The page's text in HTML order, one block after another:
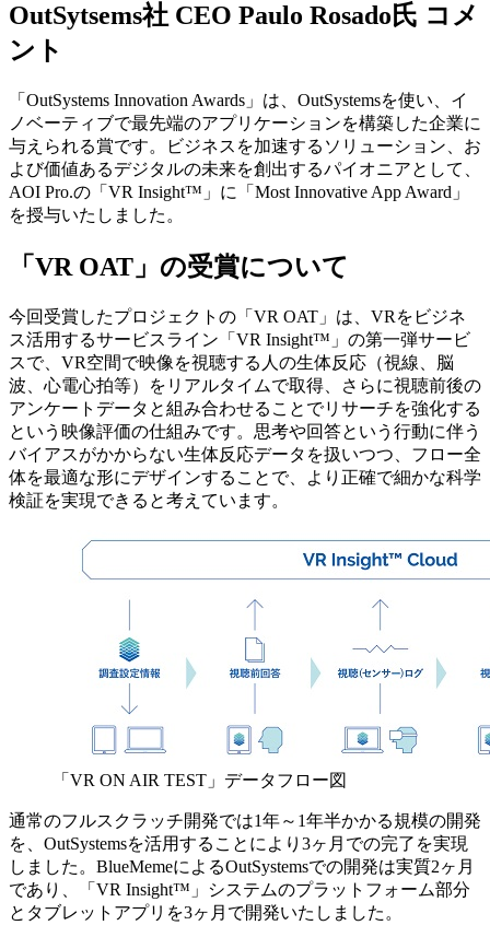
OutSytsems社 CEO Paulo Rosado氏 コメ
ント
「OutSystems Innovation Awards」は、OutSystemsを使い、イ
ノベーティブで最先端のアプリケーションを構築した企業に
与えられる賞です。ビジネスを加速するソリューション、お
よび価値あるデジタルの未来を創出するパイオニアとして、
AOI Pro.の「VR Insight™」に「Most Innovative App Award」
を授与いたしました。
「VR OAT」の受賞について
今回受賞したプロジェクトの「VR OAT」は、VRをビジネ
ス活用するサービスライン「VR Insight™」の第一弾サービ
スで、VR空間で映像を視聴する人の生体反応（視線、脳
波、心電心拍等）をリアルタイムで取得、さらに視聴前後の
アンケートデータと組み合わせることでリサーチを強化する
という映像評価の仕組みです。思考や回答という行動に伴う
バイアスがかからない生体反応データを扱いつつ、フロー全
体を最適な形にデザインすることで、より正確で細かな科学
検証を実現できると考えています。
「VR ON AIR TEST」データフロー図
通常のフルスクラッチ開発では1年～1年半かかる規模の開発
を、OutSystemsを活用することにより3ヶ月での完了を実現
しました。BlueMemeによるOutSystemsでの開発は実質2ヶ月
であり、「VR Insight™」システムのプラットフォーム部分
とタブレットアプリを3ヶ月で開発いたしました。